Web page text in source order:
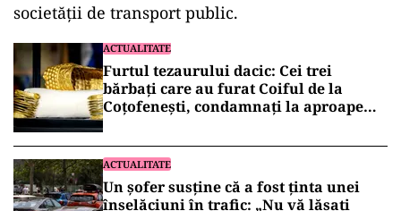
societății de transport public.
ACTUALITATE
Furtul tezaurului dacic: Cei trei
bărbați care au furat Coiful de la
Coțofenești, condamnați la aproape
ACTUALITATE
Un șofer susține că a fost ținta unei
înșelăciuni în trafic: „Nu vă lăsați